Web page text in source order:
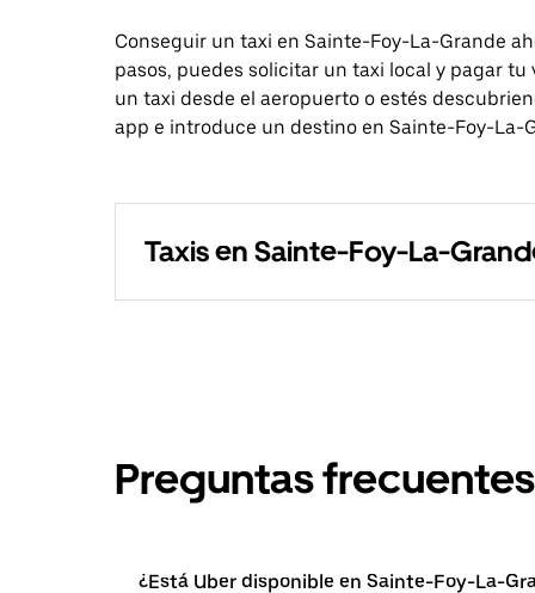
Conseguir un taxi en Sainte-Foy-La-Grande
pasos, puedes solicitar un taxi local y pagar
un taxi desde el aeropuerto o estés
app e introduce un destino en Sainte-Foy-La-
Taxis en Sainte-Foy-La-
Preguntas frecuentes
¿Está Uber disponible en Sainte-Foy-La-